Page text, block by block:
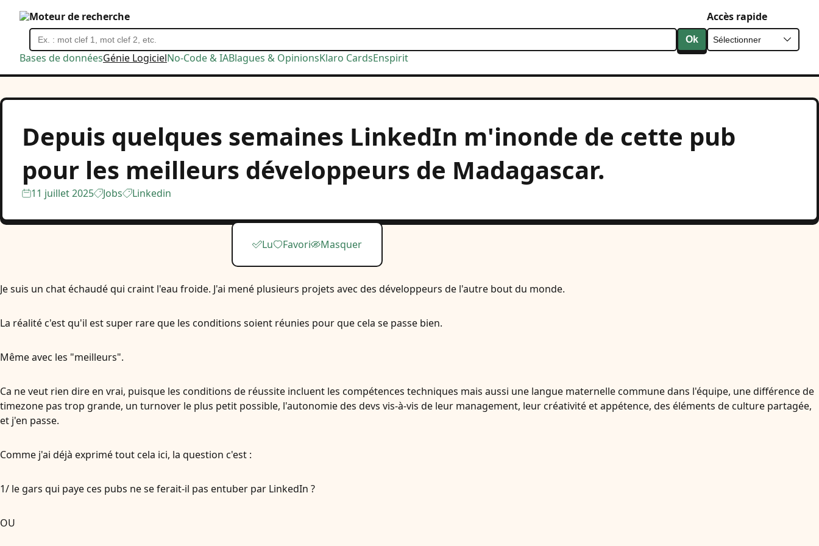
Bases de donnéesGénie LogicielNo-Code & IABlagues & OpinionsKlaro CardsEnspirit
Moteur de recherche
Ok
Accès rapide
Depuis quelques semaines LinkedIn m'inonde de cette pub
pour les meilleurs développeurs de Madagascar.
11 juillet 2025 Jobs Linkedin
Lu Favori Masquer
Je suis un chat échaudé qui craint l'eau froide. J'ai mené plusieurs projets avec des développeurs de l'autre bout du monde.
La réalité c'est qu'il est super rare que les conditions soient réunies pour que cela se passe bien.
Même avec les "meilleurs".
Ca ne veut rien dire en vrai, puisque les conditions de réussite incluent les compétences techniques mais aussi une langue maternelle commune dans l'équipe, une différence de
timezone pas trop grande, un turnover le plus petit possible, l'autonomie des devs vis-à-vis de leur management, leur créativité et appétence, des éléments de culture partagée,
et j'en passe.
Comme j'ai déjà exprimé tout cela ici, la question c'est :
1/ le gars qui paye ces pubs ne se ferait-il pas entuber par LinkedIn ?
OU